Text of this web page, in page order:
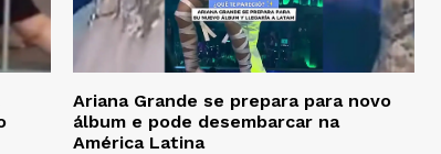
Ariana Grande se prepara para novo
álbum e pode desembarcar na
América Latina